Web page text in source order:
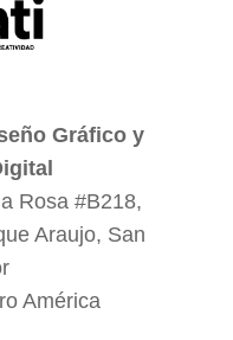
Gráfico y
Rosa #B218,
Araujo, San
América